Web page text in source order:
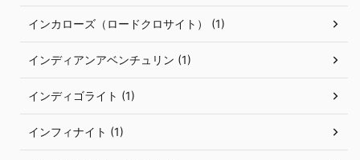
インカローズ（ロードクロサイト） (1)
インディアンアベンチュリン (1)
インディゴライト (1)
インフィナイト (1)